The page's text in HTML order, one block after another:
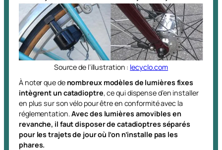
Source de l’illustration : lecyclo.com
À noter que de nombreux modèles de lumières fixes
intègrent un catadioptre, ce qui dispense d’en installer
en plus sur son vélo pour être en conformité avec la
réglementation.Avec des lumières amovibles en
revanche, il faut disposer de catadioptres séparés
pour les trajets de jour où l’on n’installe pas les
phares.